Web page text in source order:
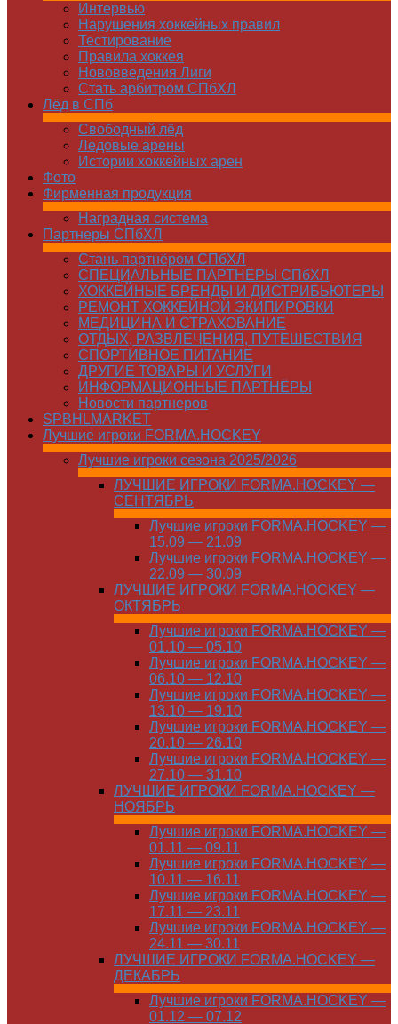
Интервью
Нарушения хоккейных правил
Тестирование
Правила хоккея
Нововведения Лиги
Стать арбитром СПбХЛ
Лёд в СПб
Свободный лёд
Ледовые арены
Истории хоккейных арен
Фото
Фирменная продукция
Наградная система
Партнеры СПбХЛ
Стань партнёром СПбХЛ
СПЕЦИАЛЬНЫЕ ПАРТНЁРЫ СПбХЛ
ХОККЕЙНЫЕ БРЕНДЫ И ДИСТРИБЬЮТЕРЫ
РЕМОНТ ХОККЕЙНОЙ ЭКИПИРОВКИ
МЕДИЦИНА И СТРАХОВАНИЕ
ОТДЫХ, РАЗВЛЕЧЕНИЯ, ПУТЕШЕСТВИЯ
СПОРТИВНОЕ ПИТАНИЕ
ДРУГИЕ ТОВАРЫ И УСЛУГИ
ИНФОРМАЦИОННЫЕ ПАРТНЁРЫ
Новости партнеров
SPBHLMARKET
Лучшие игроки FORMA.HOCKEY
Лучшие игроки сезона 2025/2026
ЛУЧШИЕ ИГРОКИ FORMA.HOCKEY —
СЕНТЯБРЬ
Лучшие игроки FORMA.HOCKEY —
15.09 — 21.09
Лучшие игроки FORMA.HOCKEY —
22.09 — 30.09
ЛУЧШИЕ ИГРОКИ FORMA.HOCKEY —
ОКТЯБРЬ
Лучшие игроки FORMA.HOCKEY —
01.10 — 05.10
Лучшие игроки FORMA.HOCKEY —
06.10 — 12.10
Лучшие игроки FORMA.HOCKEY —
13.10 — 19.10
Лучшие игроки FORMA.HOCKEY —
20.10 — 26.10
Лучшие игроки FORMA.HOCKEY —
27.10 — 31.10
ЛУЧШИЕ ИГРОКИ FORMA.HOCKEY —
НОЯБРЬ
Лучшие игроки FORMA.HOCKEY —
01.11 — 09.11
Лучшие игроки FORMA.HOCKEY —
10.11 — 16.11
Лучшие игроки FORMA.HOCKEY —
17.11 — 23.11
Лучшие игроки FORMA.HOCKEY —
24.11 — 30.11
ЛУЧШИЕ ИГРОКИ FORMA.HOCKEY —
ДЕКАБРЬ
Лучшие игроки FORMA.HOCKEY —
01.12 — 07.12